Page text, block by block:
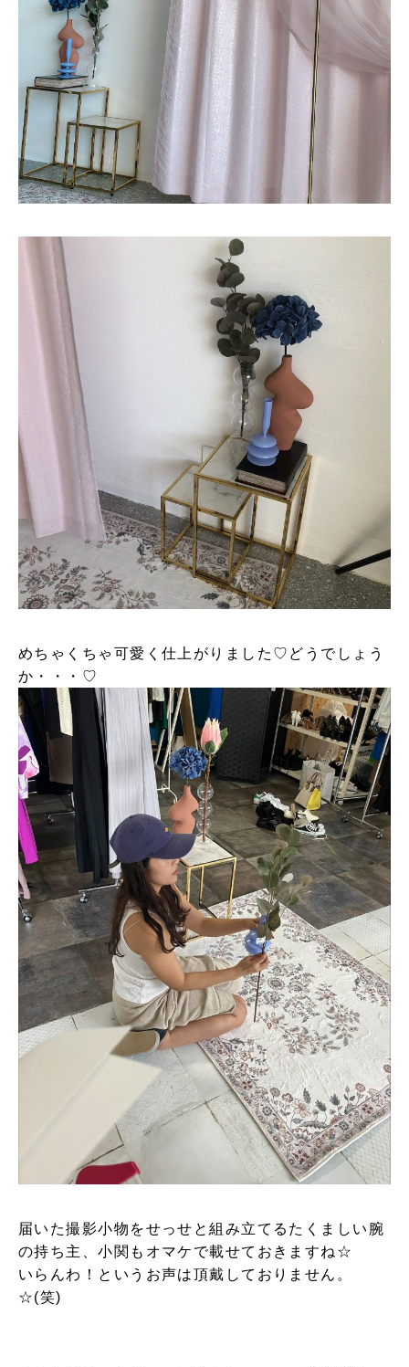
めちゃくちゃ可愛く仕上がりました♡どうでしょう
か・・・♡
届いた撮影小物をせっせと組み立てるたくましい腕
の持ち主、小関もオマケで載せておきますね☆
いらんわ！というお声は頂戴しておりません。
☆(笑)